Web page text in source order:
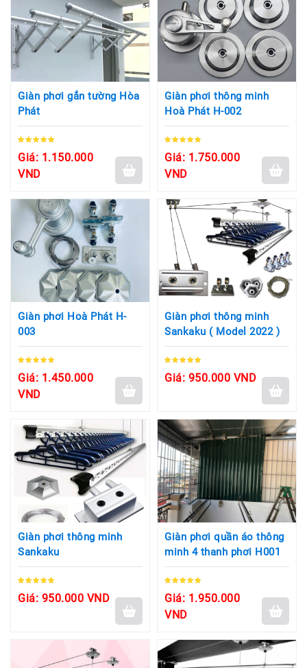
Giàn phơi gắn tường Hòa
Phát
Giá: 1.150.000
VND
Giàn phơi thông minh
Hoà Phát H-002
Giá: 1.750.000
VND
Giàn phơi Hoà Phát H-
003
Giá: 1.450.000
VND
Giàn phơi thông minh
Sankaku ( Model 2022 )
Giá: 950.000 VND
Giàn phơi thông minh
Sankaku
Giá: 950.000 VND
Giàn phơi quần áo thông
minh 4 thanh phơi H001
Giá: 1.950.000
VND